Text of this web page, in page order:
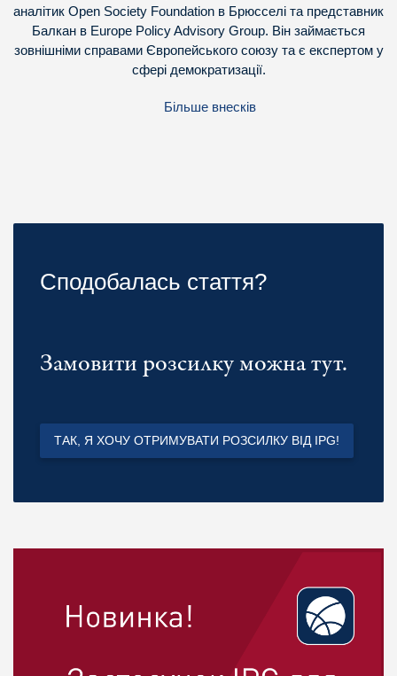
аналітик Open Society Foundation в Брюсселі та представник
Балкан в Europe Policy Advisory Group. Він займається
зовнішніми справами Європейського союзу та є експертом у
сфері демократизації.
Більше внесків
Сподобалась стаття?
Замовити розсилку можна тут.
ТАК, Я ХОЧУ ОТРИМУВАТИ РОЗСИЛКУ ВІД IPG!